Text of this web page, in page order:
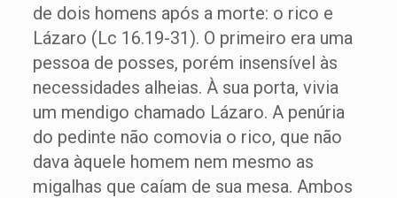
de dois homens após a morte: o rico e
Lázaro (Lc 16.19-31). O primeiro era uma
pessoa de posses, porém insensível às
necessidades alheias. À sua porta, vivia
um mendigo chamado Lázaro. A penúria
do pedinte não comovia o rico, que não
dava àquele homem nem mesmo as
migalhas que caíam de sua mesa. Ambos